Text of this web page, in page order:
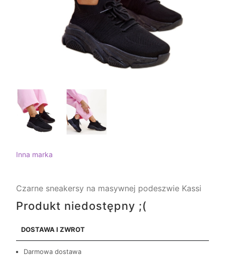
Inna marka
Czarne sneakersy na masywnej podeszwie Kassi
Produkt niedostępny ;(
DOSTAWA I ZWROT
Darmowa dostawa